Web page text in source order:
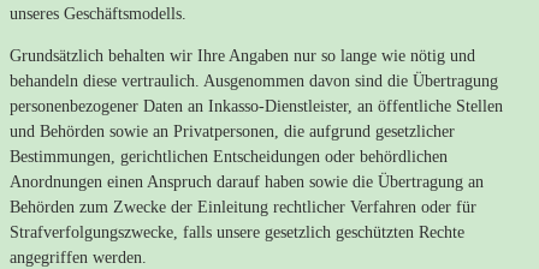
unseres Geschäftsmodells.
Grundsätzlich behalten wir Ihre Angaben nur so lange wie nötig und
behandeln diese vertraulich. Ausgenommen davon sind die Übertragung
personenbezogener Daten an Inkasso-Dienstleister, an öffentliche Stellen
und Behörden sowie an Privatpersonen, die aufgrund gesetzlicher
Bestimmungen, gerichtlichen Entscheidungen oder behördlichen
Anordnungen einen Anspruch darauf haben sowie die Übertragung an
Behörden zum Zwecke der Einleitung rechtlicher Verfahren oder für
Strafverfolgungszwecke, falls unsere gesetzlich geschützten Rechte
angegriffen werden.